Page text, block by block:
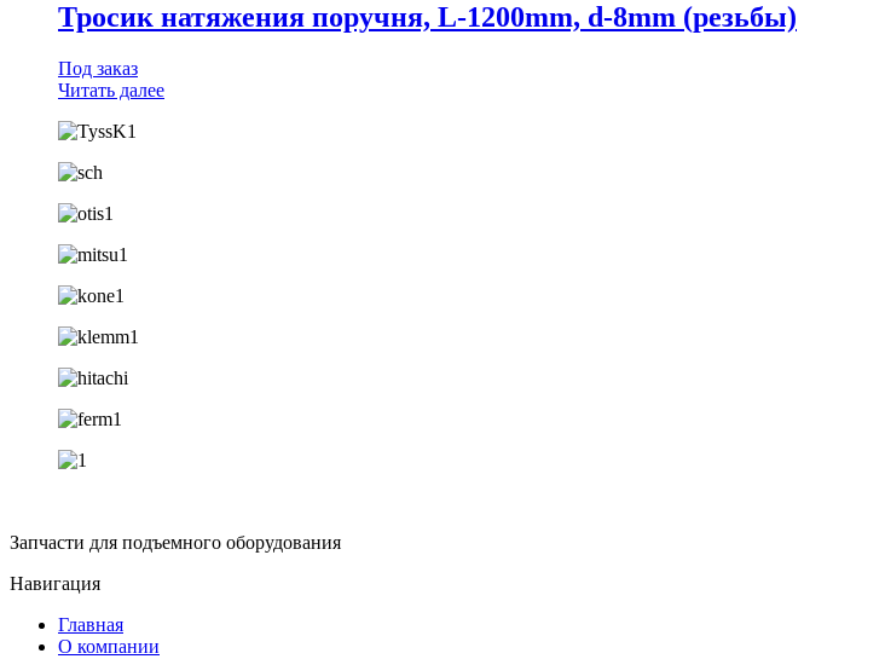
Тросик натяжения поручня, L-1200mm, d-8mm (резьбы)
Под заказ
Читать далее
Запчасти для подъемного оборудования
Навигация
Главная
О компании